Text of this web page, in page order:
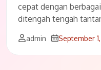
cepat dengan
ditengah tengah
admin September